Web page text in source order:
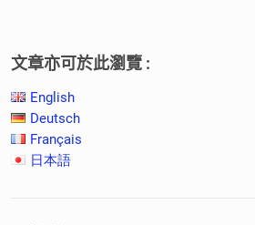
文章亦可於此瀏覽 :
English
Deutsch
Français
日本語